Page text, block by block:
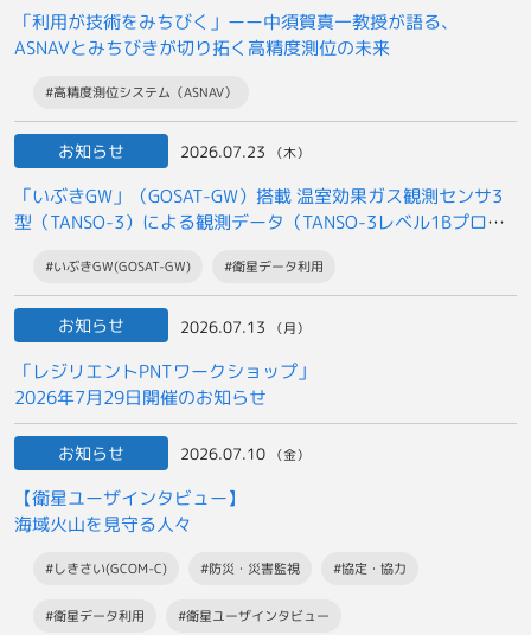
「利用が技術をみちびく」ーー中須賀真一教授が語る、
ASNAVとみちびきが切り拓く高精度測位の未来
#高精度測位システム（ASNAV）
お知らせ 2026.07.23 （木）
「いぶきGW」（GOSAT-GW）搭載 温室効果ガス観測センサ3
型（TANSO-3）による観測データ（TANSO-3レベル1Bプロダ
一般提供開始について
#いぶきGW(GOSAT-GW) #衛星データ利用
お知らせ 2026.07.13 （月）
「レジリエントPNTワークショップ」
2026年7月29日開催のお知らせ
お知らせ 2026.07.10 （金）
【衛星ユーザインタビュー】
海域火山を見守る人々
#しきさい(GCOM-C) #防災・災害監視 #協定・協力
#衛星データ利用 #衛星ユーザインタビュー